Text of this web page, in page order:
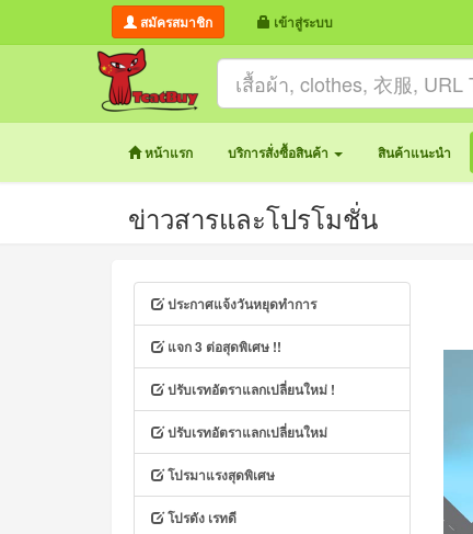
สมัครสมาชิก เข้าสู่ระบบ
หน้าแรก บริการสั่งซื้อสินค้า สินค้าแนะนำ
ข่าวสารและโปรโมชั่น
ประกาศแจ้งวันหยุดทำการ
แจก 3 ต่อสุดพิเศษ !!
ปรับเรทอัตราแลกเปลี่ยนใหม่ !
ปรับเรทอัตราแลกเปลี่ยนใหม่
โปรมาแรงสุดพิเศษ
โปรดัง เรทดี